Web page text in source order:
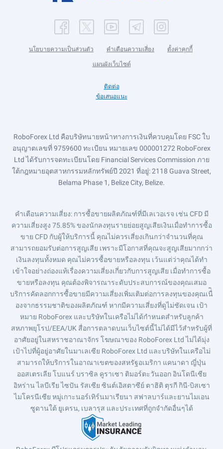
นโยบายความเป็นส่วนตัว คำเตือนความเสี่ยง ตั้งค่าคุกกี้
แผนผังเว็บไซต์
ติดต่อ
ข้อเสนอแนะ
RoboForex Ltd คือบริษัทนายหน้าทางการเงินที่ควบคุมโดย FSC ใบ
อนุญาตเลขที่ 9759600 ทะเบียน หมายเลข 000001272 RoboForex
Ltd ได้รับการจดทะเบียนโดย Financial Services Commission ภาย
ใต้กฎหมายอุตสาหกรรมหลักทรัพย์ปี 2021 ที่อยู่: 2118 Guava Street,
Belama Phase 1, Belize City, Belize.
คำเตือนความเสี่ยง: การซื้อขายผลิตภัณฑ์ที่มีเลเวอเรจ เช่น CFD มี
ความเสี่ยงสูง 75.85% ของนักลงทุนรายย่อยสูญเสียเงินเมื่อทำการซื้อ
ขาย CFD กับผู้ให้บริการนี้ คุณไม่ควรเสี่ยงเกินกว่าจำนวนที่คุณ
สามารถยอมรับต่อการสูญเสีย เพราะมีโอกาสที่คุณจะสูญเสียมากกว่า
เงินลงทุนทั้งหมด คุณไม่ควรซื้อขายหรือลงทุน เว้นแต่ว่าคุณได้ทำ
เข้าใจอย่างถ่องแท้เรื่องความเสี่ยงเกี่ยวกับการสูญเสีย เมื่อทำการซื้อ
ขายหรือลงทุน คุณต้องพิจารณาระดับประสบการณ์ของคุณเสมอ
บริการคัดลอกการซื้อขายมีความเสี่ยงเพิ่มเติมต่อการลงทุนของคุณเนื่ิ
องจากธรรมชาติของผลิตภัณฑ์ หากมีความเสี่ยงที่ดูไม่ชัดเจน เป้า
หมาย RoboForex และบริษัทในเครือไม่ได้กำหนดสำหรับลูกค้า
สหภาพยุโรป/EEA/UK สื่อการตลาดบนเว็บไซต์นี้ไม่ได้มีไว้สำหรับผู้ที่
อาศัยอยู่ในสหราชอาณาจักร โฆษณาของ RoboForex Ltd ไม่ได้มุ่ง
เป้าไปที่ผู้อยู่อาศัยในมาเลเซีย RoboForex Ltd และบริษัทในเครือไม่
สามารถให้บริการในอาณาเขตของสหรัฐอเมริกา แคนาดา ญี่ปุ่น
ออสเตรเลีย โบแนร์ บราซิล คูราเซา ติมอร์ตะวันออก อินโดนีเซีย
อิหร่าน ไลบีเรีย ไซปัน รัสเซีย ซินต์เอิสตาซีย์ ตาฮิติ ตุรกี กินี-บิสเซา
ไมโครนีเซีย หมู่เกาะนอร์เทิร์นมาเรียนา สฟาลบาร์และยานไมเอน
ซูดานใต้ ยูเครน, เบลารุส และประเทศที่ถูกจำกัดอื่นๆได้